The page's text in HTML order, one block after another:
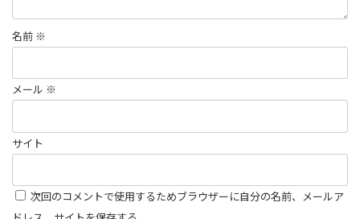
名前 ※
メール ※
サイト
次回のコメントで使用するためブラウザーに自分の名前、メールア